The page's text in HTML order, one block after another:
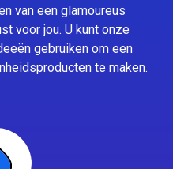
van een glamoureus
voor jou. U kunt onze
gebruiken om een
te maken.